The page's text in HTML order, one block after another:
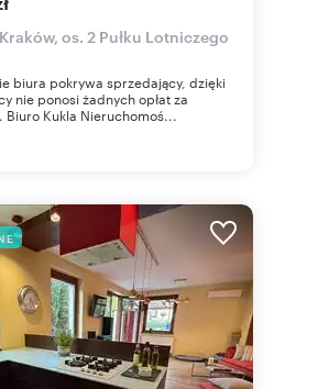
os. 2 Pułku Lotniczego
biura pokrywa sprzedający, dzięki
nie ponosi żadnych opłat za
Kukla Nieruchomoś...